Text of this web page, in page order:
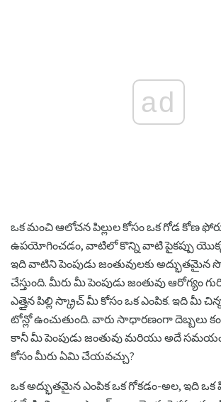
ad
ఒక మంచి ఆలోచన పిల్లుల కోసం ఒక గోడ కోణ
ఉపయోగించడం, వాటిలో కొన్ని వాటి పైకప్పు యొక్క
ఇది వాటిని పెంపుడు జంతువులకు అద్భుతమైన
చేస్తుంది. మీరు మీ పెంపుడు జంతువు ఆరోగ్యం
ఎత్తైన పిల్లి స్క్రాచ్ మీ కోసం ఒక ఎంపిక. ఇది మీ
టోన్లో ఉంచుతుంది. వారు సాధారణంగా దెబ్బలు
కానీ మీ పెంపుడు జంతువు మరియు అదే
కోసం మీరు ఏమి చేయవచ్చు?
ఒక అద్భుతమైన ఎంపిక ఒక గోకడం-అల, ఇది ఒక